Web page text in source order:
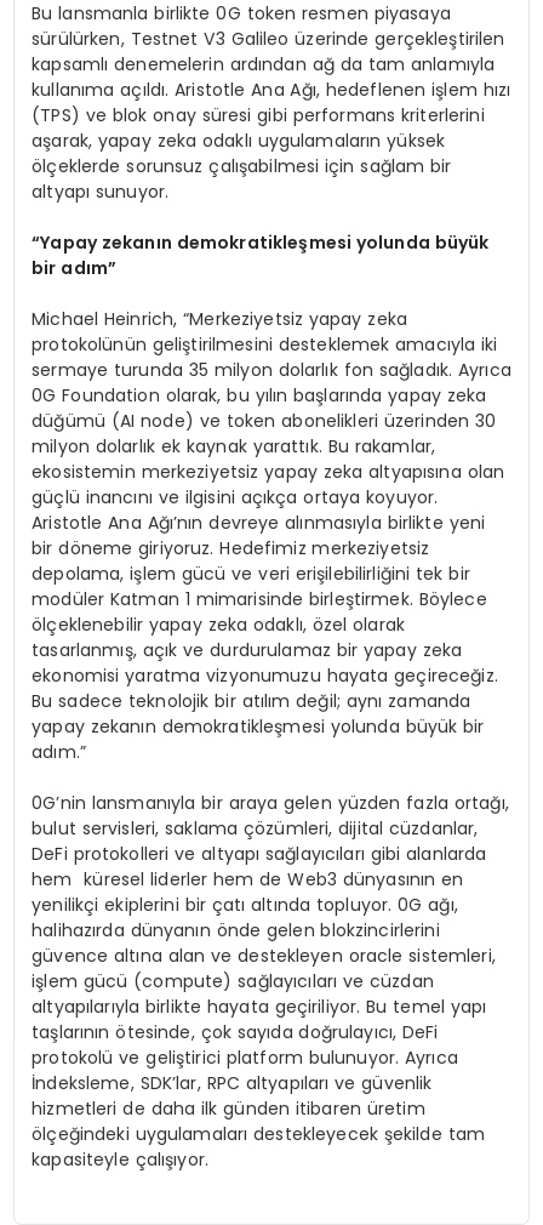
Bu lansmanla birlikte 0G token resmen piyasaya
sürülürken, Testnet V3 Galileo üzerinde gerçekleştirilen
kapsamlı denemelerin ardından ağ da tam anlamıyla
kullanıma açıldı. Aristotle Ana Ağı, hedeflenen işlem hızı
(TPS) ve blok onay süresi gibi performans kriterlerini
aşarak, yapay zeka odaklı uygulamaların yüksek
ölçeklerde sorunsuz çalışabilmesi için sağlam bir
altyapı sunuyor.
“Yapay zekanın demokratikleşmesi yolunda büyük
bir adım”
Michael Heinrich, “Merkeziyetsiz yapay zeka
protokolünün geliştirilmesini desteklemek amacıyla iki
sermaye turunda 35 milyon dolarlık fon sağladık. Ayrıca
0G Foundation olarak, bu yılın başlarında yapay zeka
düğümü (AI node) ve token abonelikleri üzerinden 30
milyon dolarlık ek kaynak yarattık. Bu rakamlar,
ekosistemin merkeziyetsiz yapay zeka altyapısına olan
güçlü inancını ve ilgisini açıkça ortaya koyuyor.
Aristotle Ana Ağı’nın devreye alınmasıyla birlikte yeni
bir döneme giriyoruz. Hedefimiz merkeziyetsiz
depolama, işlem gücü ve veri erişilebilirliğini tek bir
modüler Katman 1 mimarisinde birleştirmek. Böylece
ölçeklenebilir yapay zeka odaklı, özel olarak
tasarlanmış, açık ve durdurulamaz bir yapay zeka
ekonomisi yaratma vizyonumuzu hayata geçireceğiz.
Bu sadece teknolojik bir atılım değil; aynı zamanda
yapay zekanın demokratikleşmesi yolunda büyük bir
adım.”
0G’nin lansmanıyla bir araya gelen yüzden fazla ortağı,
bulut servisleri, saklama çözümleri, dijital cüzdanlar,
DeFi protokolleri ve altyapı sağlayıcıları gibi alanlarda
hem küresel liderler hem de Web3 dünyasının en
yenilikçi ekiplerini bir çatı altında topluyor. 0G ağı,
halihazırda dünyanın önde gelen blokzincirlerini
güvence altına alan ve destekleyen oracle sistemleri,
işlem gücü (compute) sağlayıcıları ve cüzdan
altyapılarıyla birlikte hayata geçiriliyor. Bu temel yapı
taşlarının ötesinde, çok sayıda doğrulayıcı, DeFi
protokolü ve geliştirici platform bulunuyor. Ayrıca
İndeksleme, SDK’lar, RPC altyapıları ve güvenlik
hizmetleri de daha ilk günden itibaren üretim
ölçeğindeki uygulamaları destekleyecek şekilde tam
kapasiteyle çalışıyor.